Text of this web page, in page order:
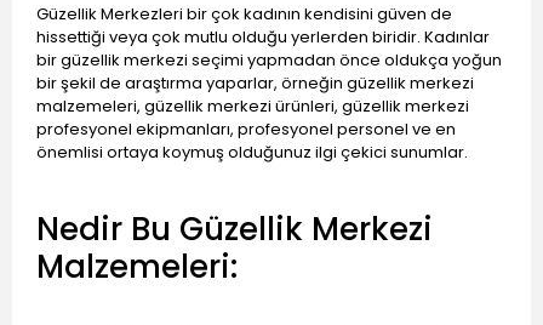
Güzellik Merkezleri bir çok kadının kendisini güven de
hissettiği veya çok mutlu olduğu yerlerden biridir. Kadınlar
bir güzellik merkezi seçimi yapmadan önce oldukça yoğun
bir şekil de araştırma yaparlar, örneğin güzellik merkezi
malzemeleri, güzellik merkezi ürünleri, güzellik merkezi
profesyonel ekipmanları, profesyonel personel ve en
önemlisi ortaya koymuş olduğunuz ilgi çekici sunumlar.
Nedir Bu Güzellik Merkezi
Malzemeleri: